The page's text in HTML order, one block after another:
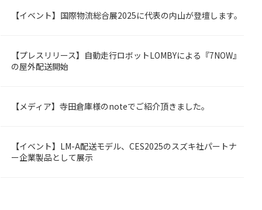
【イベント】国際物流総合展2025に代表の内山が登壇します。
【プレスリリース】自動走行ロボットLOMBYによる『7NOW』
の屋外配送開始
【メディア】寺田倉庫様のnoteでご紹介頂きました。
【イベント】LM-A配送モデル、CES2025のスズキ社パートナ
ー企業製品として展示